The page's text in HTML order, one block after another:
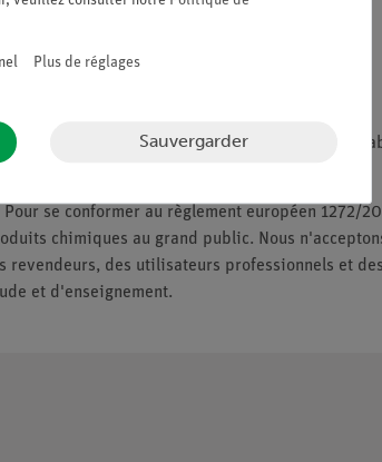
que les entreprises, les institutions et les
se conformer au règlement européen 1272/
chimiques au grand public. Nous
revendeurs, des utilisateurs professionnels et
et d'enseignement.
Plus de réglages
Sauvergarder